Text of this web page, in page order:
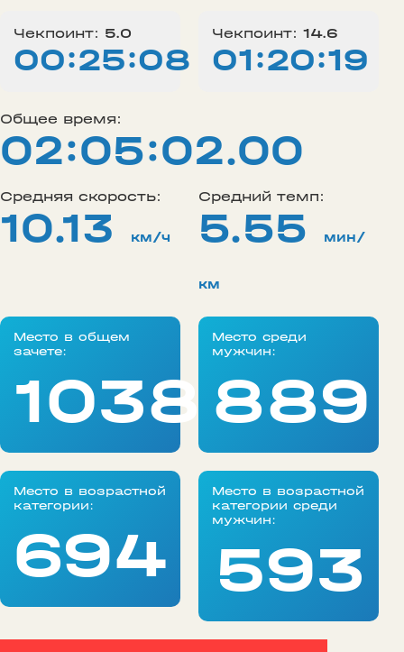
Чекпоинт: 5.0
00:25:08
Чекпоинт: 14.6
01:20:19
Общее время:
02:05:02.00
Средняя скорость:
10.13 км/ч
Средний темп:
5.55 мин/
км
Место в общем
зачете:
1038
Место среди
мужчин:
889
Место в возрастной
категории:
694
Место в возрастной
категории среди
мужчин:
593